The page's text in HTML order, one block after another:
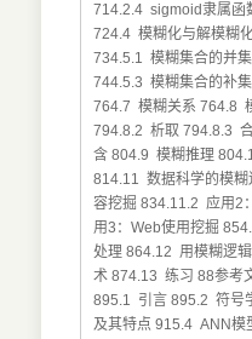
714.2.4 sigmoid隶属函
724.4 模糊化与解模糊
734.5.1 模糊集合的并
744.5.3 模糊集合的补
764.7 模糊关系 764.8
794.8.2 析取 794.8.3
含 804.9 模糊推理
814.11 数据科学的模
容挖掘 834.11.2 应用2
用3：Web使用挖掘
处理 864.12 用模糊逻
术 874.13 练习 88参考
895.1 引言 895.2 符号
及其特点 915.4 ANN